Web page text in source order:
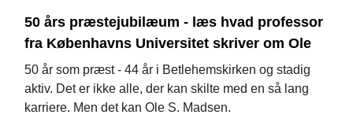
50 års præstejubilæum - læs hvad professor
fra Københavns Universitet skriver om Ole
50 år som præst - 44 år i Betlehemskirken og stadig
aktiv. Det er ikke alle, der kan skilte med en så lang
karriere. Men det kan Ole S. Madsen.